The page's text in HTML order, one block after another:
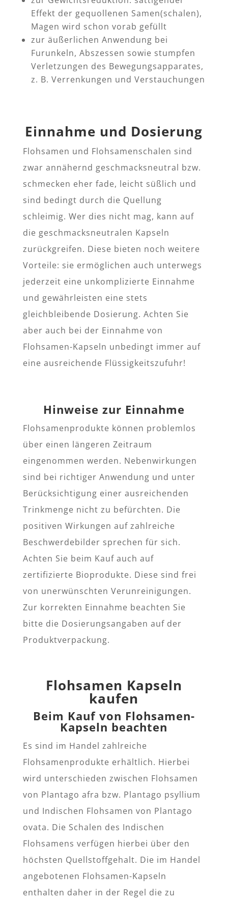
Effekt der gequollenen Samen(schalen),
Magen wird schon vorab gefüllt
zur äußerlichen Anwendung bei
Furunkeln, Abszessen sowie stumpfen
Verletzungen des Bewegungsapparates,
z. B. Verrenkungen und Verstauchungen
Einnahme und Dosierung
Flohsamen und Flohsamenschalen sind
zwar annähernd geschmacksneutral bzw.
schmecken eher fade, leicht süßlich und
sind bedingt durch die Quellung
schleimig. Wer dies nicht mag, kann auf
die geschmacksneutralen Kapseln
zurückgreifen. Diese bieten noch weitere
Vorteile: sie ermöglichen auch unterwegs
jederzeit eine unkomplizierte Einnahme
und gewährleisten eine stets
gleichbleibende Dosierung. Achten Sie
aber auch bei der Einnahme von
Flohsamen-Kapseln unbedingt immer auf
eine ausreichende Flüssigkeitszufuhr!
Hinweise zur Einnahme
Flohsamenprodukte können problemlos
über einen längeren Zeitraum
eingenommen werden. Nebenwirkungen
sind bei richtiger Anwendung und unter
Berücksichtigung einer ausreichenden
Trinkmenge nicht zu befürchten. Die
positiven Wirkungen auf zahlreiche
Beschwerdebilder sprechen für sich.
Achten Sie beim Kauf auch auf
zertifizierte Bioprodukte. Diese sind frei
von unerwünschten Verunreinigungen.
Zur korrekten Einnahme beachten Sie
bitte die Dosierungsangaben auf der
Produktverpackung.
Flohsamen Kapseln
kaufen
Beim Kauf von Flohsamen-
Kapseln beachten
Es sind im Handel zahlreiche
Flohsamenprodukte erhältlich. Hierbei
wird unterschieden zwischen Flohsamen
von Plantago afra bzw. Plantago psyllium
und Indischen Flohsamen von Plantago
ovata. Die Schalen des Indischen
Flohsamens verfügen hierbei über den
höchsten Quellstoffgehalt. Die im Handel
angebotenen Flohsamen-Kapseln
enthalten daher in der Regel die zu